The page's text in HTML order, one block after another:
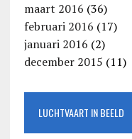
maart 2016 (36)
februari 2016 (17)
januari 2016 (2)
december 2015 (11)
LUCHTVAART IN BEELD